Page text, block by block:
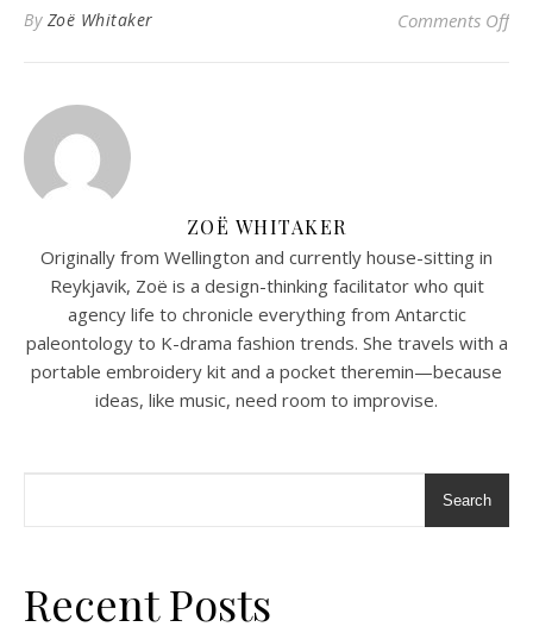
By Zoë Whitaker Comments Offon
ZOË WHITAKER
Originally from Wellington and currently house-sitting in
Reykjavik, Zoë is a design-thinking facilitator who quit
agency life to chronicle everything from Antarctic
paleontology to K-drama fashion trends. She travels with a
portable embroidery kit and a pocket theremin—because
ideas, like music, need room to improvise.
Search
Recent Posts